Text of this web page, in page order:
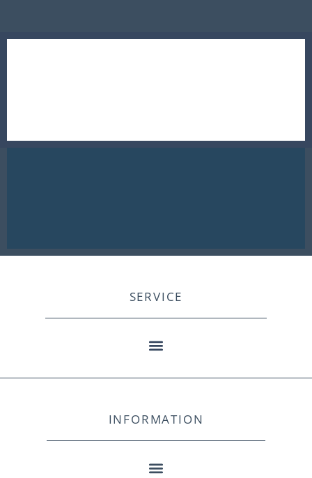
SERVICE
INFORMATION